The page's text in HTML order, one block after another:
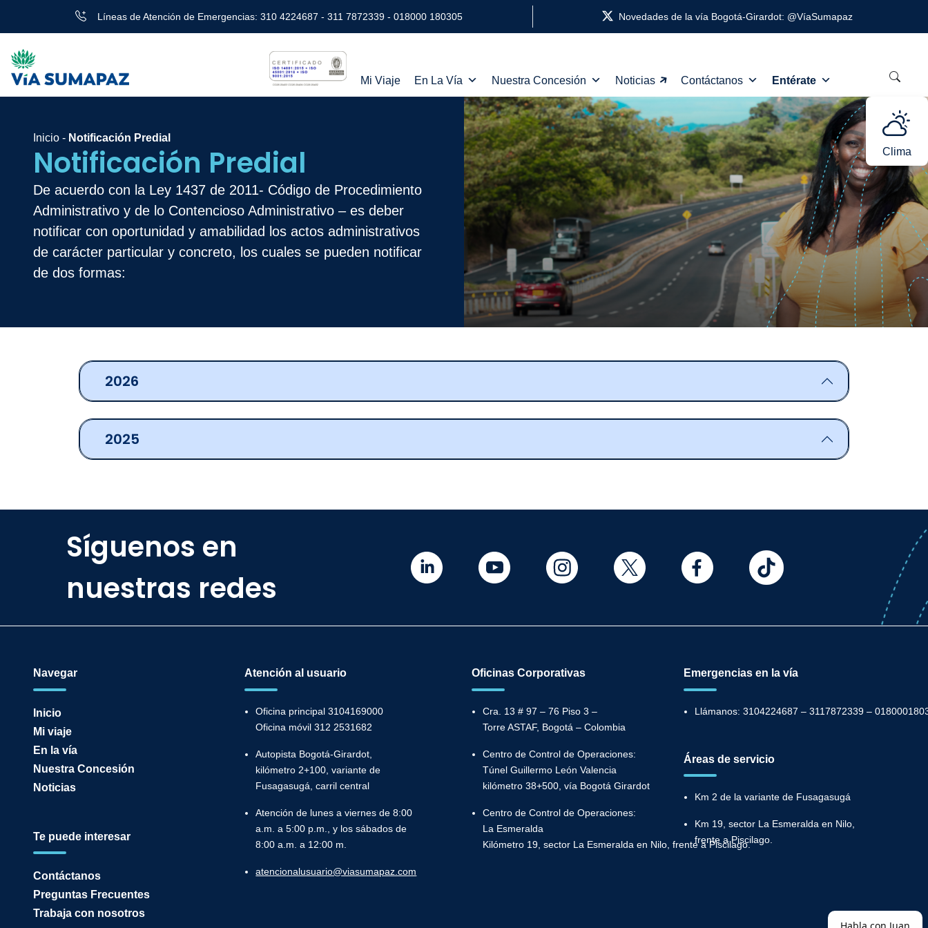
Líneas de Atención de Emergencias: 310 4224687 - 311 7872339 - 018000 180305 Novedades de la vía Bogotá-Girardot: @VíaSumapaz
Mi Viaje En La Vía Nuestra Concesión Noticias Contáctanos Entérate
Clima
Inicio - Notificación Predial
Notificación Predial
De acuerdo con la Ley 1437 de 2011- Código de Procedimiento
Administrativo y de lo Contencioso Administrativo – es deber
notificar con oportunidad y amabilidad los actos administrativos
de carácter particular y concreto, los cuales se pueden notificar
de dos formas:
2026
2025
Síguenos en
nuestras redes
Navegar
Inicio
Mi viaje
En la vía
Nuestra Concesión
Noticias
Te puede interesar
Contáctanos
Preguntas Frecuentes
Trabaja con nosotros
Atención al usuario
Oficina principal 3104169000
Oficina móvil 312 2531682
Autopista Bogotá-Girardot,
kilómetro 2+100, variante de
Fusagasugá, carril central
Atención de lunes a viernes de 8:00
a.m. a 5:00 p.m., y los sábados de
8:00 a.m. a 12:00 m.
atencionalusuario@viasumapaz.com
Oficinas Corporativas
Cra. 13 # 97 – 76 Piso 3 –
Torre ASTAF, Bogotá – Colombia
Centro de Control de Operaciones:
Túnel Guillermo León Valencia
kilómetro 38+500, vía Bogotá Girardot
Centro de Control de Operaciones:
La Esmeralda
Kilómetro 19, sector La Esmeralda en Nilo, frente a Piscilago.
Emergencias en la vía
Llámanos: 3104224687 – 3117872339 –
Áreas de servicio
Km 2 de la variante de Fusagasugá
Km 19, sector La Esmeralda en Nilo,
frente a Piscilago.